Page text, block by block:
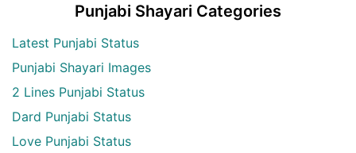
Punjabi Shayari Categories
Latest Punjabi Status
Punjabi Shayari Images
2 Lines Punjabi Status
Dard Punjabi Status
Love Punjabi Status